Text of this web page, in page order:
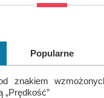
Popularne
znakiem
„Prędkość”